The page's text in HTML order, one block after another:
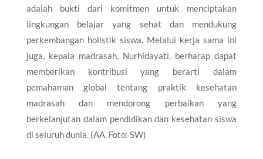
adalah bukti dari komitmen untuk menciptakan
lingkungan belajar yang sehat dan mendukung
perkembangan holistik siswa. Melalui kerja sama ini
juga, kepala madrasah, Nurhidayati, berharap dapat
memberikan kontribusi yang berarti dalam
pemahaman global tentang praktik kesehatan
madrasah dan mendorong perbaikan yang
berkelanjutan dalam pendidikan dan kesehatan siswa
di seluruh dunia. (AA. Foto: SW)